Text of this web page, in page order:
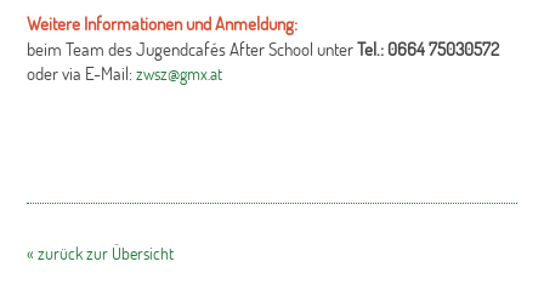
Weitere Informationen und Anmeldung:
beim Team des Jugendcafés After School unterTel.: 0664 75030572
oder via E-Mail:zwsz@gmx.at
« zurück zur Übersicht